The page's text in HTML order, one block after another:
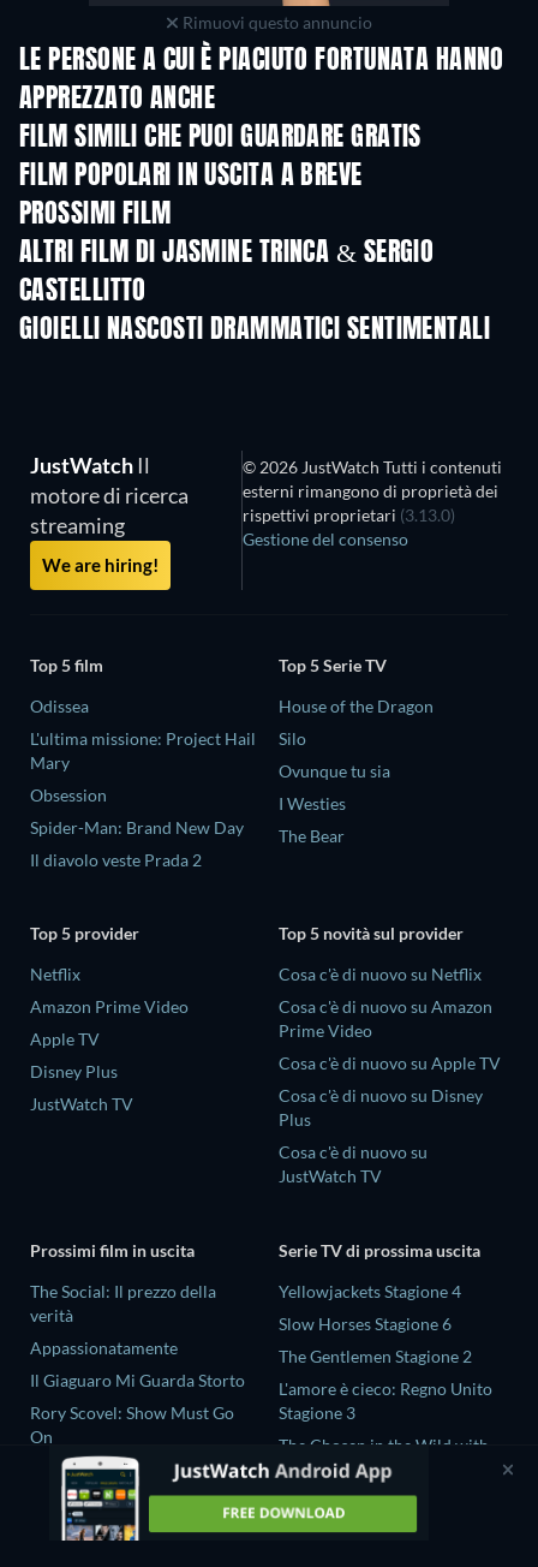
Rimuovi questo annuncio
LE PERSONE A CUI È PIACIUTO FORTUNATA HANNO
APPREZZATO ANCHE
FILM SIMILI CHE PUOI GUARDARE GRATIS
FILM POPOLARI IN USCITA A BREVE
PROSSIMI FILM
ALTRI FILM DI JASMINE TRINCA & SERGIO
CASTELLITTO
GIOIELLI NASCOSTI DRAMMATICI SENTIMENTALI
JustWatch Il
motore di ricerca
streaming
We are hiring!
© 2026 JustWatch Tutti i contenuti
esterni rimangono di proprietà dei
rispettivi proprietari (3.13.0)
Gestione del consenso
Top 5 film
Odissea
L'ultima missione: Project Hail
Mary
Obsession
Spider-Man: Brand New Day
Il diavolo veste Prada 2
Top 5 Serie TV
House of the Dragon
Silo
Ovunque tu sia
I Westies
The Bear
Top 5 provider
Netflix
Amazon Prime Video
Apple TV
Disney Plus
JustWatch TV
Top 5 novità sul provider
Cosa c'è di nuovo su Netflix
Cosa c'è di nuovo su Amazon
Prime Video
Cosa c'è di nuovo su Apple TV
Cosa c'è di nuovo su Disney
Plus
Cosa c'è di nuovo su
JustWatch TV
Prossimi film in uscita
The Social: Il prezzo della
verità
Appassionatamente
Il Giaguaro Mi Guarda Storto
Rory Scovel: Show Must Go
On
Nando tra due mondi - Un film
di Sintonia
Serie TV di prossima uscita
Yellowjackets Stagione 4
Slow Horses Stagione 6
The Gentlemen Stagione 2
L'amore è cieco: Regno Unito
Stagione 3
The Chosen in the Wild with
Bear Grylls Stagione 1